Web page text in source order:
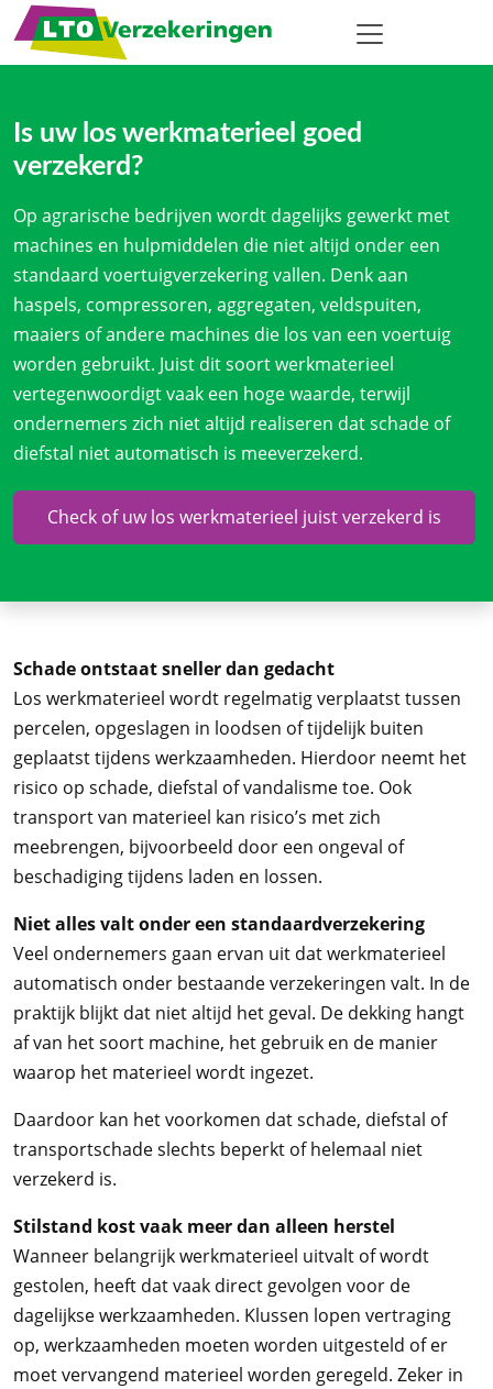
Is uw los werkmaterieel goed
verzekerd?
Op agrarische bedrijven wordt dagelijks gewerkt met
machines en hulpmiddelen die niet altijd onder een
standaard voertuigverzekering vallen. Denk aan
haspels, compressoren, aggregaten, veldspuiten,
maaiers of andere machines die los van een voertuig
worden gebruikt. Juist dit soort werkmaterieel
vertegenwoordigt vaak een hoge waarde, terwijl
ondernemers zich niet altijd realiseren dat schade of
diefstal niet automatisch is meeverzekerd.
Check of uw los werkmaterieel juist verzekerd is
Schade ontstaat sneller dan gedacht
Los werkmaterieel wordt regelmatig verplaatst tussen
percelen, opgeslagen in loodsen of tijdelijk buiten
geplaatst tijdens werkzaamheden. Hierdoor neemt het
risico op schade, diefstal of vandalisme toe. Ook
transport van materieel kan risico’s met zich
meebrengen, bijvoorbeeld door een ongeval of
beschadiging tijdens laden en lossen.
Niet alles valt onder een standaardverzekering
Veel ondernemers gaan ervan uit dat werkmaterieel
automatisch onder bestaande verzekeringen valt. In de
praktijk blijkt dat niet altijd het geval. De dekking hangt
af van het soort machine, het gebruik en de manier
waarop het materieel wordt ingezet.
Daardoor kan het voorkomen dat schade, diefstal of
transportschade slechts beperkt of helemaal niet
verzekerd is.
Stilstand kost vaak meer dan alleen herstel
Wanneer belangrijk werkmaterieel uitvalt of wordt
gestolen, heeft dat vaak direct gevolgen voor de
dagelijkse werkzaamheden. Klussen lopen vertraging
op, werkzaamheden moeten worden uitgesteld of er
moet vervangend materieel worden geregeld. Zeker in